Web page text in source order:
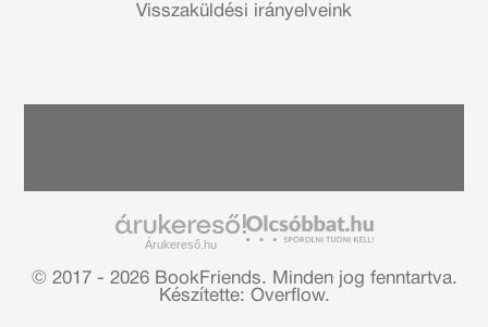
Visszaküldési irányelveink
Árukereső.hu
© 2017 - 2026 BookFriends. Minden jog fenntartva.
Készítette: Overflow.